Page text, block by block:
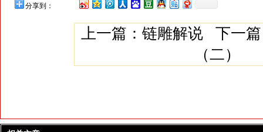
分享到：
上一篇：链雕解说 下一
（二）